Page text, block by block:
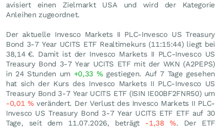
avisiert einen Zielmarkt USA und wird der Kategorie
Anleihen zugeordnet.
Der aktuelle Invesco Markets II PLC-Invesco US Treasury
Bond 3-7 Year UCITS ETF Realtimekurs (11:15:44) liegt bei
38,14 €. Damit ist der Invesco Markets II PLC-Invesco US
Treasury Bond 3-7 Year UCITS ETF mit der WKN (A2PEPS)
in 24 Stunden um +0,33 %gestiegen. Auf 7 Tage gesehen
hat sich der Kurs des Invesco Markets II PLC-Invesco US
Treasury Bond 3-7 Year UCITS ETF (ISIN IE00BF2FNR50) um
-0,01 %verändert. Der Verlust des Invesco Markets II PLC-
Invesco US Treasury Bond 3-7 Year UCITS ETF ETF auf 30
Tage, seit dem 11.07.2026, beträgt -1,38 %. Der ETF